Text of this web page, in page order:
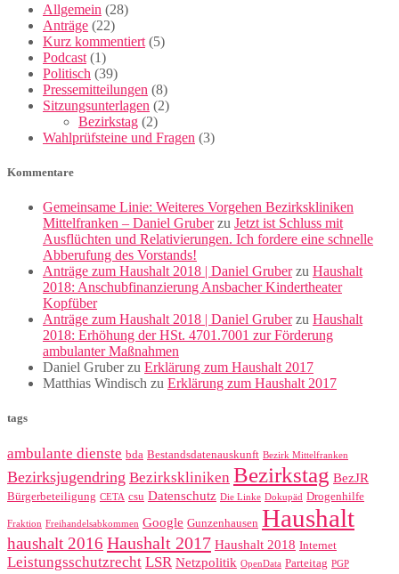
Allgemein (28)
Anträge (22)
Kurz kommentiert (5)
Podcast (1)
Politisch (39)
Pressemitteilungen (8)
Sitzungsunterlagen (2)
Bezirkstag (2)
Wahlprüfsteine und Fragen (3)
Kommentare
Gemeinsame Linie: Weiteres Vorgehen Bezirkskliniken
Mittelfranken – Daniel Gruberzu Jetzt ist Schluss mit
Ausflüchten und Relativierungen. Ich fordere eine schnelle
Abberufung des Vorstands!
Anträge zum Haushalt 2018 | Daniel Gruberzu Haushalt
2018: Anschubfinanzierung Ansbacher Kindertheater
Kopfüber
Anträge zum Haushalt 2018 | Daniel Gruberzu Haushalt
2018: Erhöhung der HSt. 4701.7001 zur Förderung
ambulanter Maßnahmen
Daniel Gruberzu Erklärung zum Haushalt 2017
Matthias Windisch zu Erklärung zum Haushalt 2017
tags
ambulante dienste bda Bestandsdatenauskunft Bezirk Mittelfranken
Bezirksjugendring Bezirkskliniken Bezirkstag BezJR
Bürgerbeteiligung CETA csu Datenschutz Die Linke Dokupäd Drogenhilfe
Fraktion Freihandelsabkommen Google Gunzenhausen Haushalt
haushalt 2016 Haushalt 2017 Haushalt 2018 Internet
Leistungsschutzrecht LSR Netzpolitik OpenData Parteitag PGP